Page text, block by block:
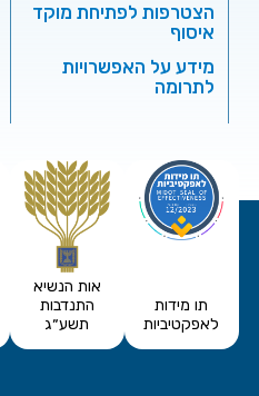
הצטרפות לפתיחת מוקד
איסוף
מידע על האפשרויות
לתרומה
תו מידות
לאפקטיביות
אות הנשיא
התנדבות
תשע״ג